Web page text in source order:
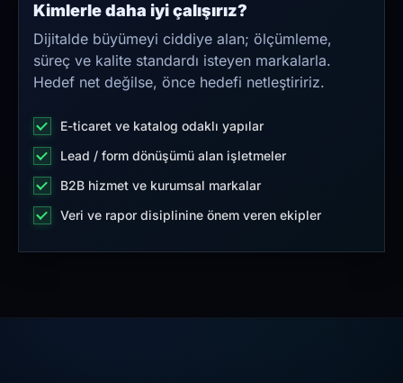
Kimlerle daha iyi çalışırız?
Dijitalde büyümeyi ciddiye alan; ölçümleme,
süreç ve kalite standardı isteyen markalarla.
Hedef net değilse, önce hedefi netleştiririz.
E-ticaret ve katalog odaklı yapılar
Lead / form dönüşümü alan işletmeler
B2B hizmet ve kurumsal markalar
Veri ve rapor disiplinine önem veren ekipler